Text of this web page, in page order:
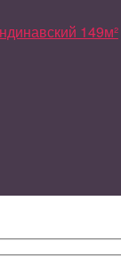
149м²